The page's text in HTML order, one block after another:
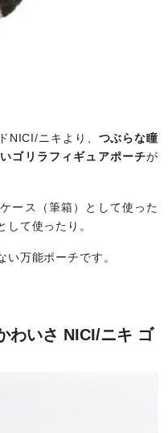
NICI/ニキより、 つぶらな瞳
ゴリラフィギュアポーチが
ース（筆箱）として使った
して使ったり。
万能ポーチです。
わいさ NICI/ニキ ゴ